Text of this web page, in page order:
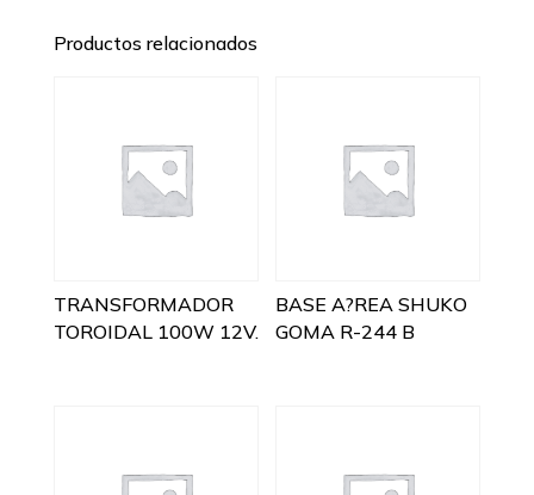
Productos relacionados
TRANSFORMADOR
TOROIDAL 100W 12V.
BASE A?REA SHUKO
GOMA R-244 B